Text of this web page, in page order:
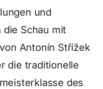
und
Schau mit
Antonín Střížek
die traditionelle
des